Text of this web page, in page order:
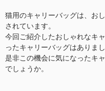
猫用のキャリーバッグは、お
されています。
今回ご紹介したおしゃれなキ
ったキャリーバッグはありま
是非この機会に気になったキ
でしょうか。